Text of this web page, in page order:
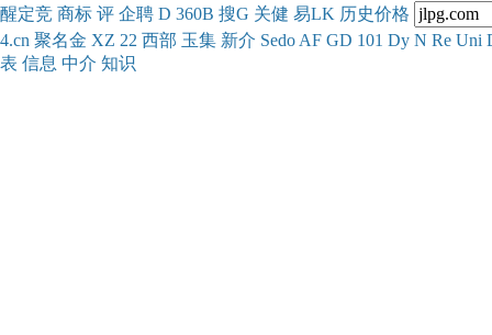
醒定竞 商标 评 企聘 D 360B 搜G 关健 易LK 历史价格
4.cn 聚名金 XZ 22 西部 玉集 新介 Sedo AF GD 101 Dy N Re Uni
表 信息 中介 知识